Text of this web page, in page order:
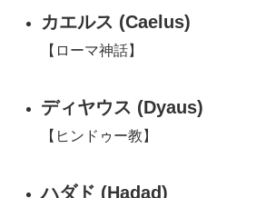
カエルス (Caelus)
【ローマ神話】
ディヤウス (Dyaus)
【ヒンドゥー教】
ハダド (Hadad)